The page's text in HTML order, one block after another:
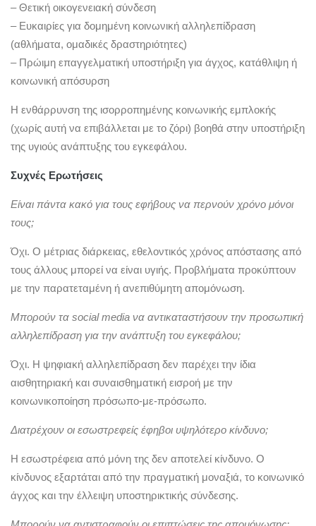
– Θετική οικογενειακή σύνδεση
– Ευκαιρίες για δομημένη κοινωνική αλληλεπίδραση
(αθλήματα, ομαδικές δραστηριότητες)
– Πρώιμη επαγγελματική υποστήριξη για άγχος, κατάθλιψη ή
κοινωνική απόσυρση
Η ενθάρρυνση της ισορροπημένης κοινωνικής εμπλοκής
(χωρίς αυτή να επιβάλλεται με το ζόρι) βοηθά στην υποστήριξη
της υγιούς ανάπτυξης του εγκεφάλου.
Συχνές Ερωτήσεις
Είναι πάντα κακό για τους εφήβους να περνούν χρόνο μόνοι
τους;
Όχι. Ο μέτριας διάρκειας, εθελοντικός χρόνος απόστασης από
τους άλλους μπορεί να είναι υγιής. Προβλήματα προκύπτουν
με την παρατεταμένη ή ανεπιθύμητη απομόνωση.
Μπορούν τα social media να αντικαταστήσουν την προσωπική
αλληλεπίδραση για την ανάπτυξη του εγκεφάλου;
Όχι. Η ψηφιακή αλληλεπίδραση δεν παρέχει την ίδια
αισθητηριακή και συναισθηματική εισροή με την
κοινωνικοποίηση πρόσωπο-με-πρόσωπο.
Διατρέχουν οι εσωστρεφείς έφηβοι υψηλότερο κίνδυνο;
Η εσωστρέφεια από μόνη της δεν αποτελεί κίνδυνο. Ο
κίνδυνος εξαρτάται από την πραγματική μοναξιά, το κοινωνικό
άγχος και την έλλειψη υποστηρικτικής σύνδεσης.